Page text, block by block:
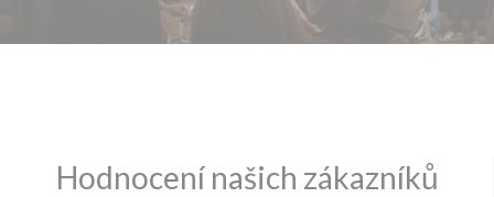
Hodnocení našich zákazníků